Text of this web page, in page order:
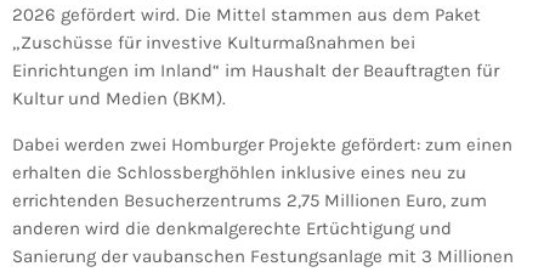
2026 gefördert wird. Die Mittel stammen aus dem Paket
„Zuschüsse für investive Kulturmaßnahmen bei
Einrichtungen im Inland“ im Haushalt der Beauftragten für
Kultur und Medien (BKM).
Dabei werden zwei Homburger Projekte gefördert: zum einen
erhalten die Schlossberghöhlen inklusive eines neu zu
errichtenden Besucherzentrums 2,75 Millionen Euro, zum
anderen wird die denkmalgerechte Ertüchtigung und
Sanierung der vaubanschen Festungsanlage mit 3 Millionen